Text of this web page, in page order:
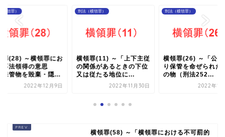
横領罪）
罪(28) ～横領罪にお
不法領得の意思
管物を毀棄・隠...
2022年12月9日
刑法（横領罪）
横領罪(11) ～「上下主従
の関係があるときの下位
又は従たる地位に...
2022年11月30日
刑法（横領罪）
横領罪(26) ～「公務
り保管を命ぜられた
の物（刑法252...
2022年12
横領罪(58) ～「横領罪における不可罰的